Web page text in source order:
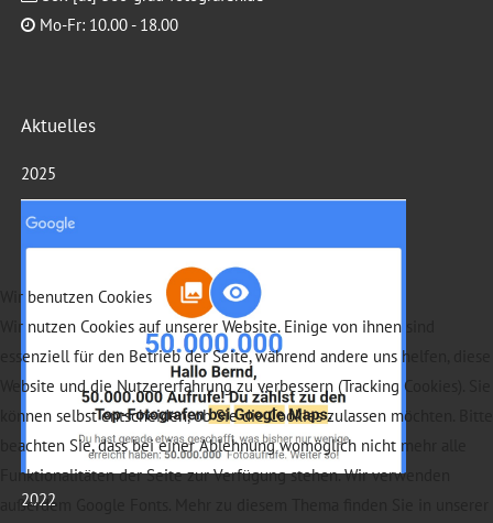
Mo-Fr: 10.00 - 18.00
Aktuelles
2025
2022
Wir benutzen Cookies
Wir nutzen Cookies auf unserer Website. Einige von ihnen sind
essenziell für den Betrieb der Seite, während andere uns helfen, diese
Website und die Nutzererfahrung zu verbessern (Tracking Cookies). Sie
können selbst entscheiden, ob Sie die Cookies zulassen möchten. Bitte
beachten Sie, dass bei einer Ablehnung womöglich nicht mehr alle
Funktionalitäten der Seite zur Verfügung stehen. Wir verwenden
außerdem Google Fonts. Mehr zu diesem Thema finden Sie in unserer